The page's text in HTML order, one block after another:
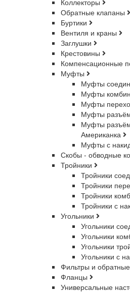
Обратные клапаны
Буртики
Вентиля и краны
Заглушки
Крестовины
Компенсационные
Муфты
Муфты
Муфты
Муфты
Муфты
Муфты
Американка
Муфты с
Скобы - обводные
Тройники
Тройники
Тройники
Тройники
Тройники с
Угольники
Угольники
Угольники
Угольники
Угольники с
Фильтры и
Фланцы
Универсальные